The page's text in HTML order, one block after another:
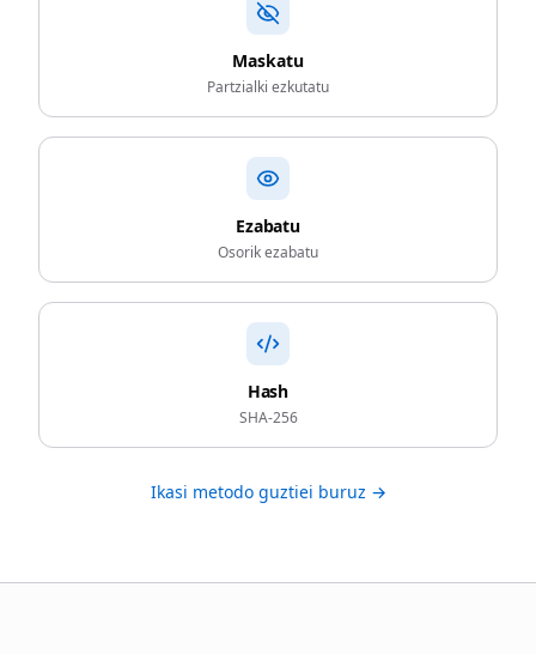
Maskatu
Partzialki ezkutatu
Ezabatu
Osorik ezabatu
Hash
SHA-256
Ikasi metodo guztiei buruz →